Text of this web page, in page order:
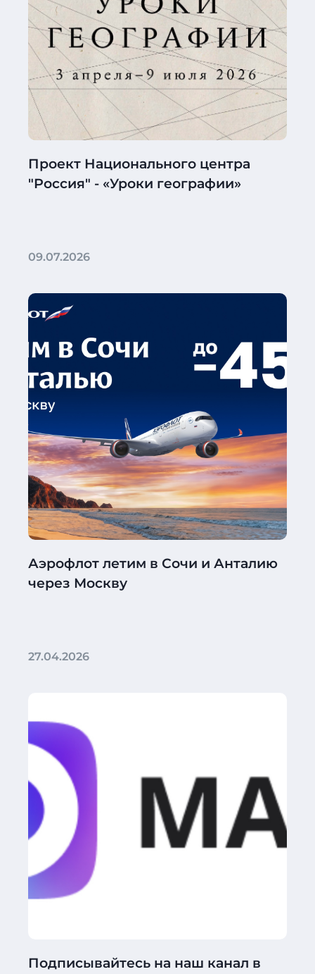
Проект Национального центра
"Россия" - «Уроки географии»
09.07.2026
Аэрофлот летим в Сочи и Анталию
через Москву
27.04.2026
Подписывайтесь на наш канал в